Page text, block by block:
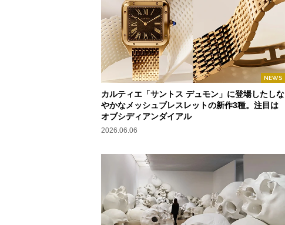
NEWS
カルティエ「サントス デュモン」に登場したしな
やかなメッシュブレスレットの新作3種。注目は
オブシディアンダイアル
2026.06.06